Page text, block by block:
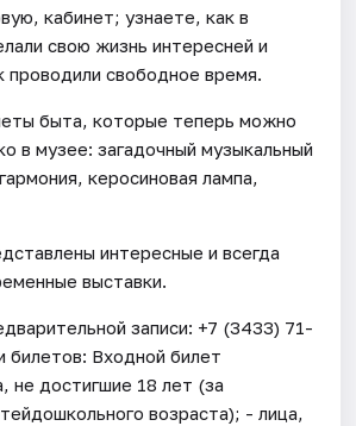
кабинет; узнаете, как в
свою жизнь интересней и
проводили свободное время.
быта, которые теперь можно
в музее: загадочный музыкальный
керосиновая лампа,
интересные и всегда
выставки.
записи: +7 (3433) 71-
билетов: Входной билет
не достигшие 18 лет (за
возраста); - лица,